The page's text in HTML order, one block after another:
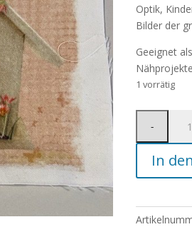
Optik,
Bilder der
Geeignet
1 vorrätig
In